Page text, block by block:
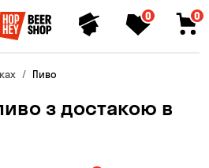
0 0
Пиво
з достакою в